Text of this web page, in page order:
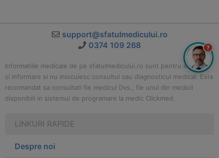
support@sfatulmedicului.ro
0374 109 268
Informatiile medicale de pe sfatulmedicului.ro sunt pentru educatie
si informare si nu inlocuiesc consultul sau diagnosticul medical. Este
recomandat sa consultati fie medicul Dvs., fie unul din medicii
disponibili in sistemul de programare la medic Clickmed.
LINKURI RAPIDE
Despre noi
?